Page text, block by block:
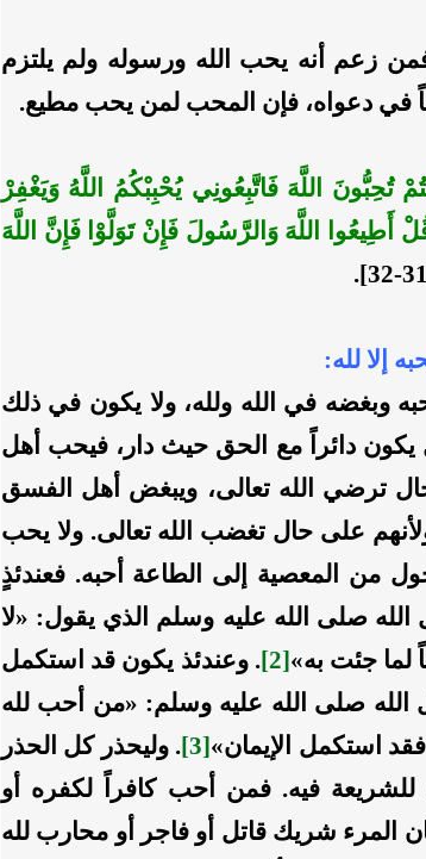
فمن زعم أنه يحب الله ورسوله ولم يلتزم
في دعواه، فإن المحب لمن يحب مطيع.
تُحِبُّونَ اللَّهَ فَاتَّبِعُونِي يُحْبِبْكُمُ اللَّهُ وَيَغْفِرْ
أَطِيعُوا اللَّهَ وَالرَّسُولَ فَإِنْ تَوَلَّوْا فَإِنَّ اللَّهَ
إلا لله:
وبغضه في الله ولله، ولا يكون في ذلك
يكون دائراً مع الحق حيث دار، فيحب أهل
حال ترضي الله تعالى، ويبغض أهل الفسق
على حال تغضب الله تعالى. ولا يحب
من المعصية إلى الطاعة أحبه. فعندئذٍ
الله صلى الله عليه وسلم الذي يقول: «لا
لما جئت به»[2]
. وعندئذ يكون قد استكمل
الله صلى الله عليه وسلم: «من أحب لله
استكمل الإيمان»[3]
. وليحذر كل الحذر
فيه. فمن أحب كافراً لكفره أو
المرء شريك قاتل أو فاجر أو محارب لله